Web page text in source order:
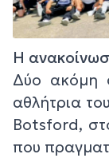
Η
Δύο ακόμη
αθλήτρια
Botsford,
που